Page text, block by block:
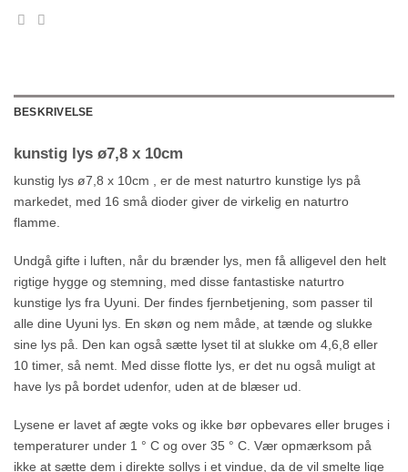
BESKRIVELSE
kunstig lys ø7,8 x 10cm
kunstig lys ø7,8 x 10cm , er de mest naturtro kunstige lys på
markedet, med 16 små dioder giver de virkelig en naturtro
flamme.
Undgå gifte i luften, når du brænder lys, men få alligevel den helt
rigtige hygge og stemning, med disse fantastiske naturtro
kunstige lys fra Uyuni. Der findes fjernbetjening, som passer til
alle dine Uyuni lys. En skøn og nem måde, at tænde og slukke
sine lys på. Den kan også sætte lyset til at slukke om 4,6,8 eller
10 timer, så nemt. Med disse flotte lys, er det nu også muligt at
have lys på bordet udenfor, uden at de blæser ud.
Lysene er lavet af ægte voks og ikke bør opbevares eller bruges i
temperaturer under 1 ° C og over 35 ° C. Vær opmærksom på
ikke at sætte dem i direkte sollys i et vindue, da de vil smelte lige